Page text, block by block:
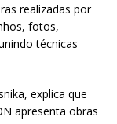
realizadas por
fotos,
técnicas
explica que
apresenta obras